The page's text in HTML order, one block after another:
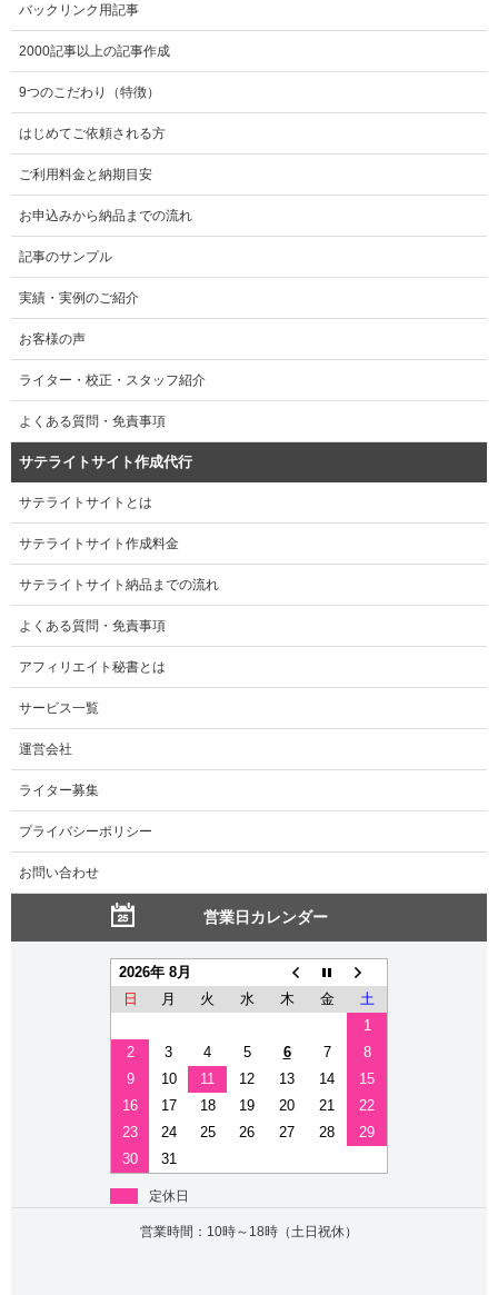
バックリンク用記事
2000記事以上の記事作成
9つのこだわり（特徴）
はじめてご依頼される方
ご利用料金と納期目安
お申込みから納品までの流れ
記事のサンプル
実績・実例のご紹介
お客様の声
ライター・校正・スタッフ紹介
よくある質問・免責事項
サテライトサイト作成代行
サテライトサイトとは
サテライトサイト作成料金
サテライトサイト納品までの流れ
よくある質問・免責事項
アフィリエイト秘書とは
サービス一覧
運営会社
ライター募集
プライバシーポリシー
お問い合わせ
営業日カレンダー
2026年 8月
日
月 火 水 木 金
土
1
2
3 4 5 6 7
8
9
10 11 12 13 14
15
16
17 18 19 20 21
22
23
24 25 26 27 28
29
30
31
定休日
営業時間：10時～18時（土日祝休）